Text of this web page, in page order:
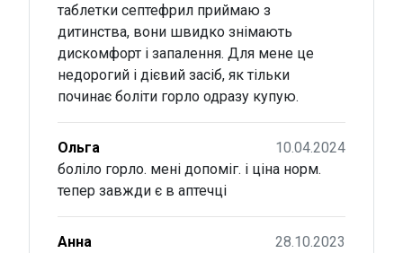
таблетки септефрил приймаю з
дитинства, вони швидко знімають
дискомфорт і запалення. Для мене це
недорогий і дієвий засіб, як тільки
починає боліти горло одразу купую.
Ольга
10.04.2024
боліло горло. мені допоміг. і ціна норм.
тепер завжди є в аптечці
Анна
28.10.2023